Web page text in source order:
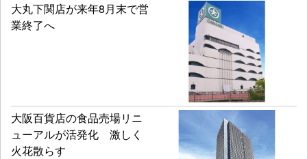
大丸下関店が来年8月末で営
業終了へ
大阪百貨店の食品売場リニ
ューアルが活発化 激しく
火花散らす